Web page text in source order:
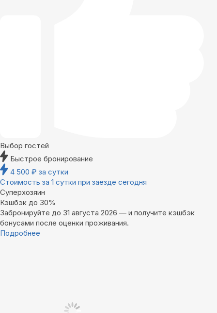
Выбор гостей
Быстрое бронирование
4 500 ₽ за сутки
Стоимость за 1 сутки при заезде сегодня
Суперхозяин
Кэшбэк до 30%
Забронируйте до 31 августа 2026 — и получите кэшбэк
бонусами после оценки проживания.
Подробнее